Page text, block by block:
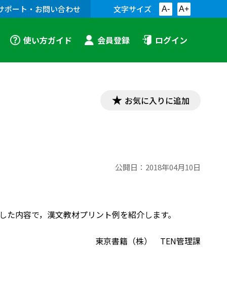
ポート・お問い合わせ 文字サイズ A- A+
使い方ガイド 会員登録 ログイン
お気に入りに追加
公開日： 2018年04月10日
内容で，漢文教材プリント例を紹介します。
東京書籍（株） TEN管理課